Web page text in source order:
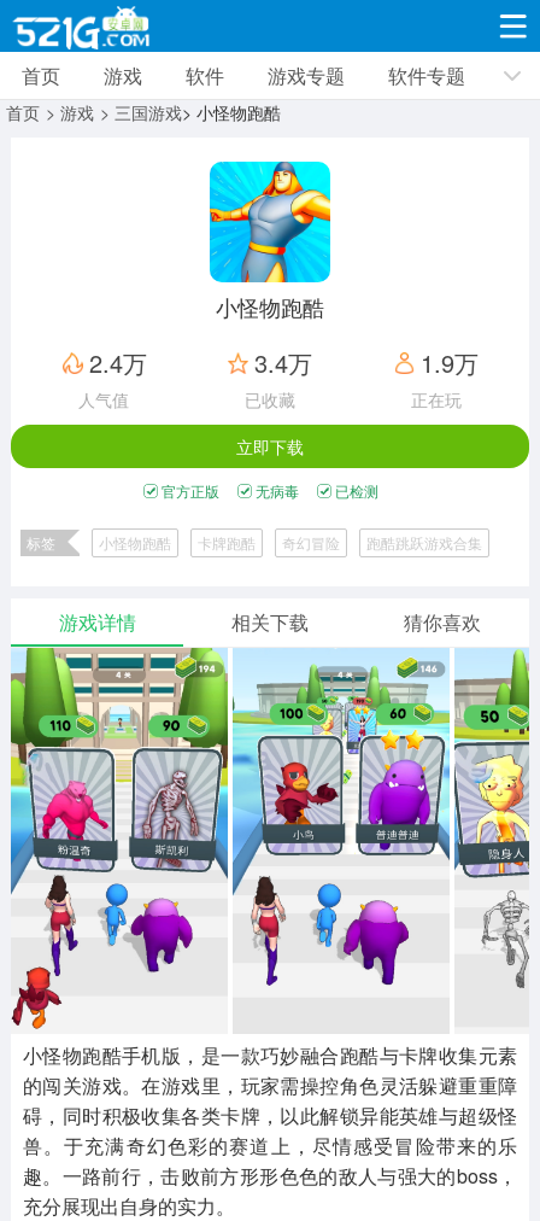
游戏 软件 游戏专题 软件专题 新闻资讯
8691款应用
动作闯关
12960款应用
赛车竞速
3628款应用
卡牌对战
2051款应用
体育运动
1278款应用
手游辅助
1958款应用
二次元
模拟经营
传奇手游
仙侠手游
485款应用
手赚网赚
446款应用
绝地求生
34款应用
三国游戏
3931款应用
我的世界
69款应用
像素游戏
700款应用
其他
981款应用
末日游戏
1405款应用
pc游戏
3443款应用
游戏攻略
软件教程
8款应用
热点新闻
首页 游戏 软件 游戏专题 软件专题
首页 > 游戏 > 三国游戏> 小怪物跑酷
小怪物跑酷
2.4万
人气值
3.4万
已收藏
1.9万
正在玩
立即下载
官方正版 无病毒 已检测
标签 小怪物跑酷 卡牌跑酷 奇幻冒险
跑酷跳跃游戏合集
游戏详情 相关下载 猜你喜欢
小怪物跑酷手机版，是一款巧妙融合跑酷与卡牌收集元素
的闯关游戏。在游戏里，玩家需操控角色灵活躲避重重障
碍，同时积极收集各类卡牌，以此解锁异能英雄与超级怪
兽。于充满奇幻色彩的赛道上，尽情感受冒险带来的乐
趣。一路前行，击败前方形形色色的敌人与强大的boss，
充分展现出自身的实力。